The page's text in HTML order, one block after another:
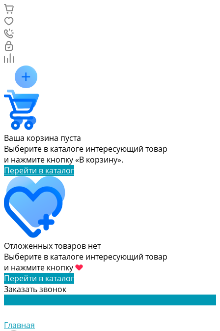
Ваша корзина пуста
Выберите в каталоге интересующий товар
и нажмите кнопку «В корзину».
Перейти в каталог
Отложенных товаров нет
Выберите в каталоге интересующий товар
и нажмите кнопку
Перейти в каталог
Заказать звонок
Главная